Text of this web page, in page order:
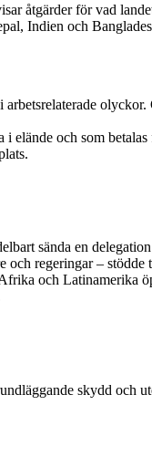
åtgärder för vad
Indien och
elände och som
sända en
regeringar –
och Latinamerika
skydd och